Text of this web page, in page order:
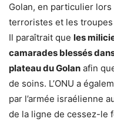
Golan, en particulier
terroristes et les
Il paraîtrait que les
camarades blessés
plateau du Golan afin
de soins. L’ONU a
par l’armée israélienne
de la ligne de cessez-le